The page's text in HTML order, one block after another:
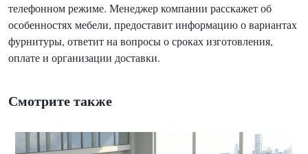
телефонном режиме. Менеджер компании расскажет об
особенностях мебели, предоставит информацию о вариантах
фурнитуры, ответит на вопросы о сроках изготовления,
оплате и организации доставки.
Смотрите также